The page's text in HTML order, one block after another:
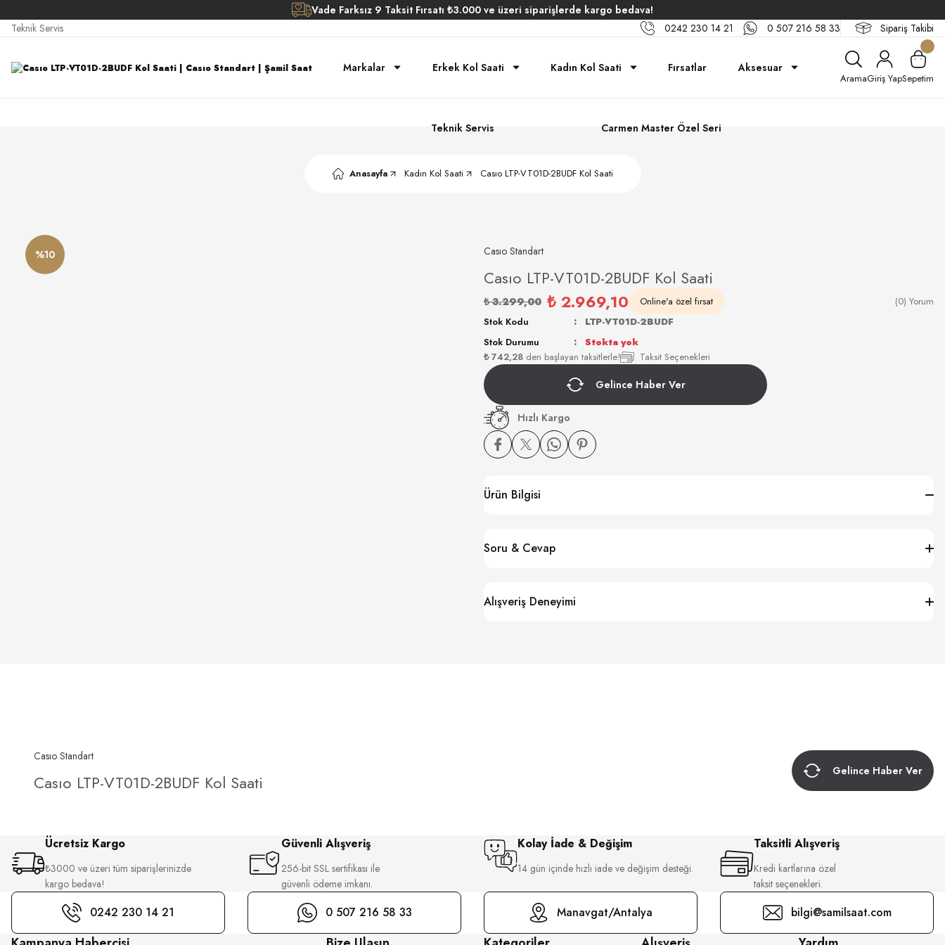
Vade Farksız 9 Taksit Fırsatı ₺3.000 ve üzeri siparişlerde kargo bedava!
Teknik Servis
0242 230 14 21 0 507 216 58 33 Sipariş Takibi
Markalar Erkek Kol Saati Kadın Kol Saati Fırsatlar Aksesuar
Teknik Servis Carmen Master Özel Seri
AramaGiriş YapSepetim
Anasayfa Kadın Kol Saati Casıo LTP-VT01D-2BUDF Kol Saati
%10 Casıo Standart
Casıo LTP-VT01D-2BUDF Kol Saati
₺ 3.299,00 ₺ 2.969,10 Online'a özel fırsat (0) Yorum
₺ 742,28 den başlayan taksitlerle! Taksit Seçenekleri
Stok Kodu
LTP-VT01D-2BUDF
Stok Durumu
Stokta yok
Gelince Haber Ver
Hızlı Kargo
Ürün Bilgisi
Soru & Cevap
Alışveriş Deneyimi
Casıo Standart
Casıo LTP-VT01D-2BUDF Kol Saati
Gelince Haber Ver
Ücretsiz Kargo
₺3000 ve üzeri tüm siparişlerinizde
kargo bedava!
Güvenli Alışveriş
256-bit SSL sertifikası ile
güvenli ödeme imkanı.
Kolay İade & Değişim
14 gün içinde hızlı iade ve değişim desteği.
Taksitli Alışveriş
Kredi kartlarına özel
taksit seçenekleri.
0242 230 14 21 0 507 216 58 33 Manavgat/Antalya bilgi@samilsaat.com